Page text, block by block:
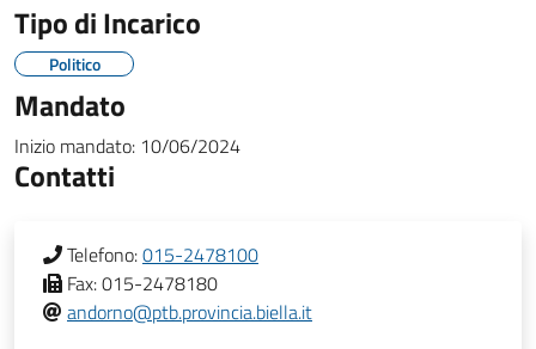
Tipo di Incarico
Politico
Mandato
Inizio mandato: 10/06/2024
Contatti
Telefono:015-2478100
Fax:015-2478180
andorno@ptb.provincia.biella.it